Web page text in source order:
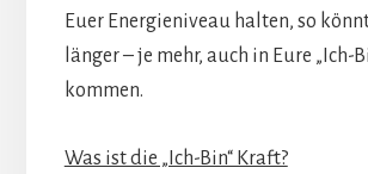
Euer Energieniveau halten, so
länger – je mehr, auch in Eure „Ich-
kommen.
Was ist die „Ich-Bin“ Kraft?